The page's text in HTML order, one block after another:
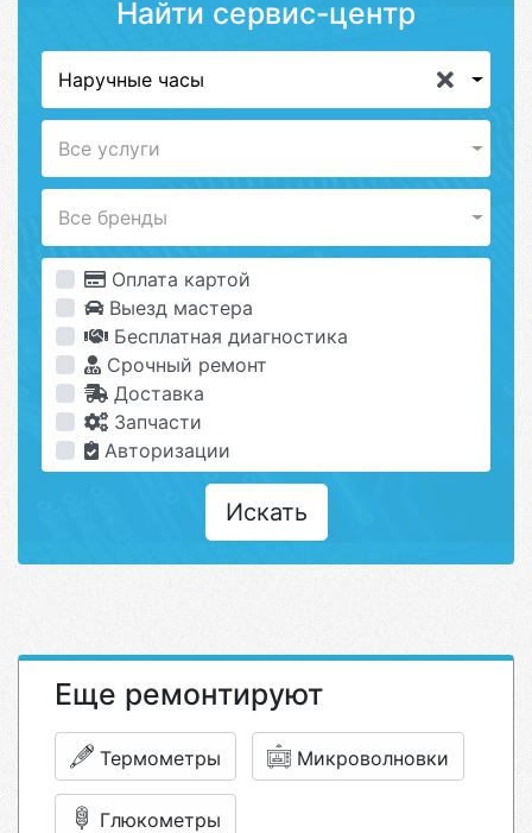
Найти сервис-центр
Наручные часы
Все услуги
Все бренды
Оплата картой
Выезд мастера
Бесплатная диагностика
Срочный ремонт
Доставка
Запчасти
Авторизации
Искать
Еще ремонтируют
Термометры Микроволновки
Глюкометры